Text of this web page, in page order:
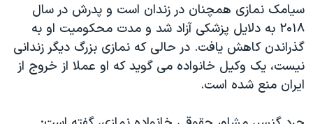
سیامک نمازی همچنان در زندان است و پدرش در سال
۲۰۱۸ به دلایل پزشکی آزاد شد و مدت محکومیت او به
گذراندن کاهش یافت. در حالی که نمازی بزرگ دیگر زندانی
نیست، یک وکیل خانواده می گوید که او عملا از خروج از
ایران منع شده است.